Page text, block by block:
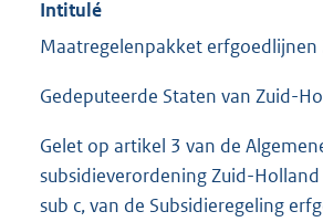
Intitulé
Maatregelenpakket erfgoedlijnen
Gedeputeerde Staten van Zuid-
Gelet op artikel 3 van de
subsidieverordening Zuid-
sub c, van de Subsidieregeling